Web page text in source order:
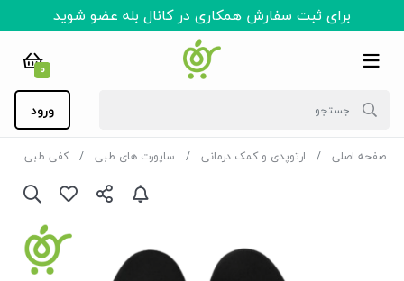
برای ثبت سفارش همکاری در کانال بله عضو شوید
0
ورود
صفحه اصلی ارتوپدی و کمک درمانی ساپورت های طبی کفی طبی